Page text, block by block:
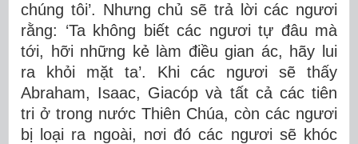
chúng tôi’. Nhưng chủ sẽ trả lời các ngươi
rằng: ‘Ta không biết các ngươi tự đâu mà
tới, hỡi những kẻ làm điều gian ác, hãy lui
ra khỏi mặt ta’. Khi các ngươi sẽ thấy
Abraham, Isaac, Giacóp và tất cả các tiên
tri ở trong nước Thiên Chúa, còn các ngươi
bị loại ra ngoài, nơi đó các ngươi sẽ khóc